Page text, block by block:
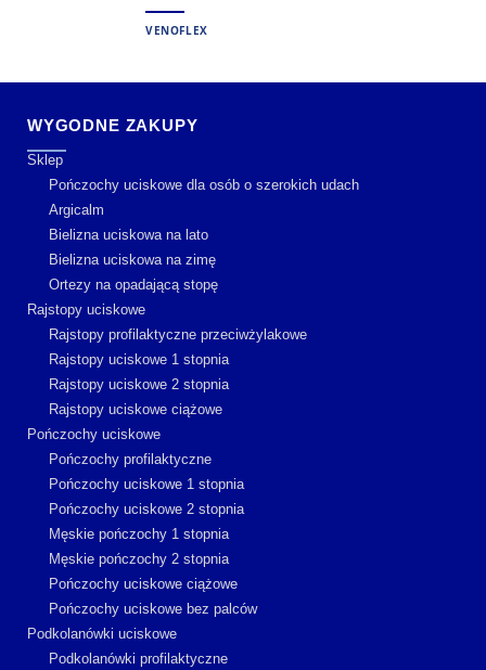
VENOFLEX
WYGODNE ZAKUPY
Sklep
Pończochy uciskowe dla osób o szerokich udach
Argicalm
Bielizna uciskowa na lato
Bielizna uciskowa na zimę
Ortezy na opadającą stopę
Rajstopy uciskowe
Rajstopy profilaktyczne przeciwżylakowe
Rajstopy uciskowe 1 stopnia
Rajstopy uciskowe 2 stopnia
Rajstopy uciskowe ciążowe
Pończochy uciskowe
Pończochy profilaktyczne
Pończochy uciskowe 1 stopnia
Pończochy uciskowe 2 stopnia
Męskie pończochy 1 stopnia
Męskie pończochy 2 stopnia
Pończochy uciskowe ciążowe
Pończochy uciskowe bez palców
Podkolanówki uciskowe
Podkolanówki profilaktyczne